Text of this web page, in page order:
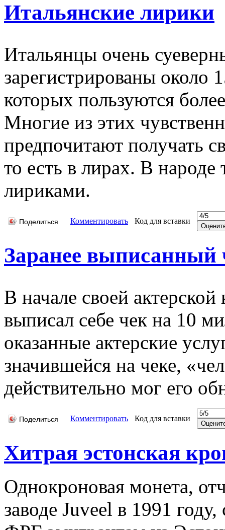
Итальянские лирики
Итальянцы очень
зарегистрированы около
которых пользуются
Многие из этих
предпочитают получать
то есть в лирах. В
лириками.
Поделиться Комментировать Код для вставки
Заранее
В начале своей
выписал себе чек на 10
оказанные актерские
значившейся на чеке,
действительно мог его
Поделиться Комментировать Код для вставки
Хитрая эстонская
Однокроновая монета,
заводе Juveel в 1991